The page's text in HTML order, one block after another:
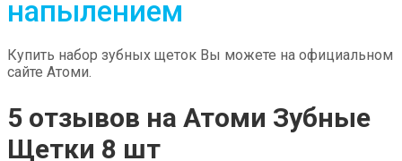
напылением
Купить набор зубных щеток Вы можете на официальном
сайте Атоми.
5 отзывов на Атоми Зубные
Щетки 8 шт